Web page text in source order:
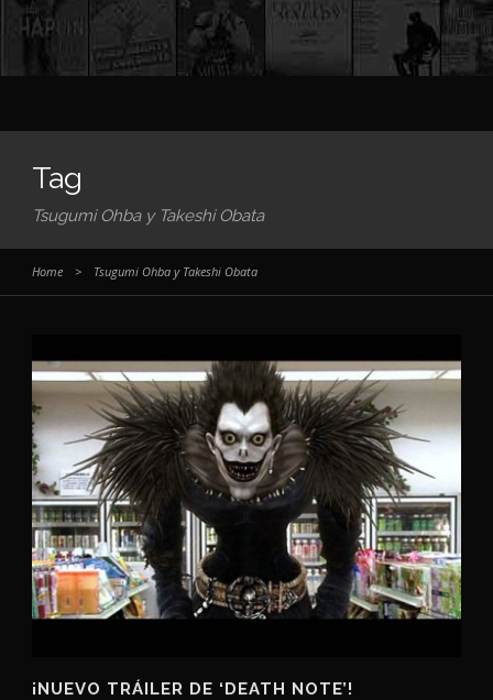
Tag
Tsugumi Ohba y Takeshi Obata
Home > Tsugumi Ohba y Takeshi Obata
¡NUEVO TRÁILER DE ‘DEATH NOTE’!